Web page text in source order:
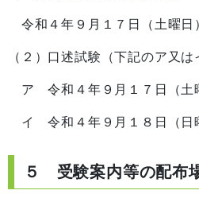
令和４年９月１７日（土曜
（２）口述試験（下記のア又は
ア 令和４年９月１７日（土
イ 令和４年９月１８日（日
５ 受験案内等の配布